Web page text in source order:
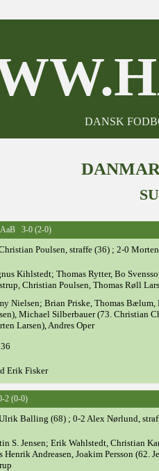
DANSK
AaB 3-0 (2-0)
Poulsen, straffe (36) ; 2-0
Kihlstedt; Thomas Rytter, Bo
Christian Poulsen, Thomas Røll
Nielsen; Brian Priske, Thomas Bælum,
Michael Silberbauer (73. Christian
Larsen), Andres Oper
Erik Fisker
2 (0-0)
Balling (68) ; 0-2 Alex Nørlund,
S. Jensen; Erik Wahlstedt, Christian
Henrik Andreasen, Joakim Persson (62.